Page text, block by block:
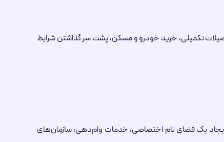
تکمیلی، خرید خودرو و مسکن، پشت سر گذاشتن شرایط
ایجاد یک فضای نام اختصاصی، خدمات وام‌دهی، سازمان‌های